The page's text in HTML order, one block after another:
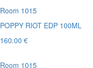
Room 1015
POPPY RIOT EDP 100ML
160.00 €
Room 1015